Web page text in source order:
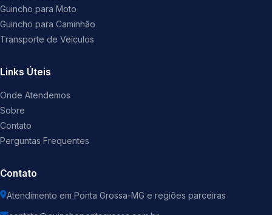
Guincho para Moto
Guincho para Caminhão
Transporte de Veículos
Links Úteis
Onde Atendemos
Sobre
Contato
Perguntas Frequentes
Contato
Atendimento em Ponta Grossa-MG e regiões parceiras